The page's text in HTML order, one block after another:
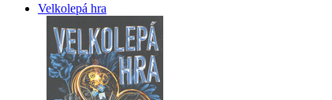
Velkolepá hra